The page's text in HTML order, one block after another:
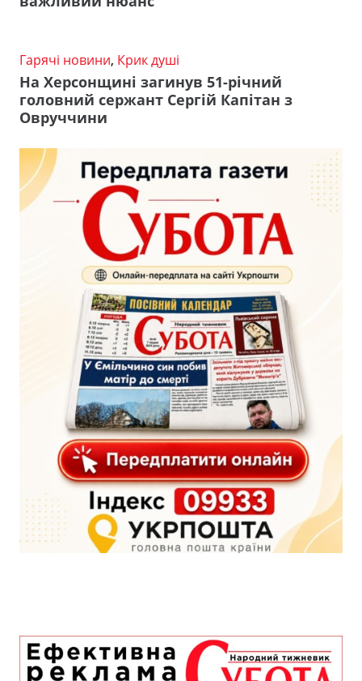
Гарячі новини, Крик душі
На Херсонщині загинув 51-річний
головний сержант Сергій Капітан з
Овруччини